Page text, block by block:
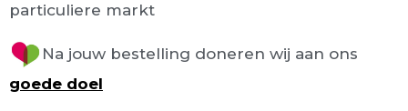
particuliere markt
Na jouw bestelling doneren wij aan ons
goede doel